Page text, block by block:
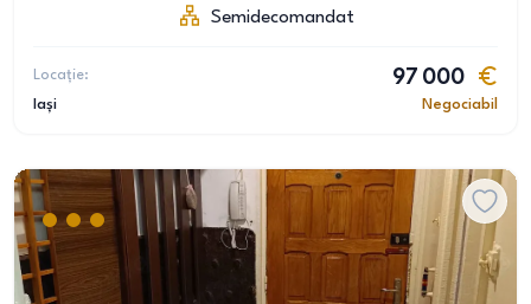
Semidecomandat
Locație:
Iași
97 000
Negociabil